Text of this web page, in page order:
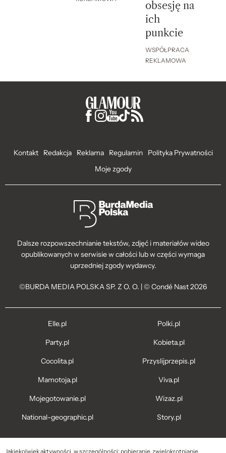
obsesję na
ich
punkcie
WSPÓŁPRACA
REKLAMOWA
Kontakt Redakcja Reklama Regulamin
Polityka Prywatności
Moje zgody
Dalsze rozpowszechnianie tekstów, zdjęć i materiałów wideo
opublikowanych w serwisie w całości lub w części wymaga
uprzedniej zgody wydawcy.
©BURDA MEDIA POLSKA SP. Z O. O. | © Condé Nast 2026
Elle.pl
Party.pl
Cocolita.pl
Mamotoja.pl
Mojegotowanie.pl
National-geographic.pl
Polki.pl
Kobieta.pl
Przyslijprzepis.pl
Viva.pl
Wizaz.pl
Story.pl
Jakiekolwiek aktywności, w szczególności: pobieranie, zwielokrotnianie,